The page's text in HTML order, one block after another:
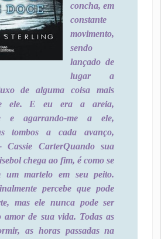
concha, em
constante
movimento,
sendo
lançado de
lugar a
de alguma coisa mais
ele. E eu era a areia,
e agarrando-me a ele,
tombos a cada avanço,
Cassie CarterQuando sua
chega ao fim, é como se
um martelo em seu peito.
percebe que pode
mas ele nunca pode ser
amor de sua vida. Todas as
as horas passadas na